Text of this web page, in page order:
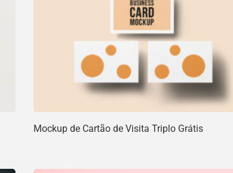
Mockup de Cartão de Visita Triplo Grátis